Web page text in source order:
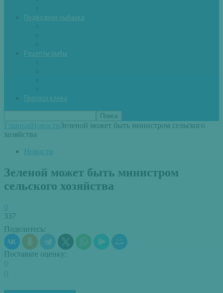
Подводная рыбалка
Рецепты рыбы
Прогноз клева
ГлавнаяНовостиЗеленой может быть министром сельского
хозяйства
Новости
Зеленой может быть министром
сельского хозяйства
0
337
Поделитесь:
Поставьте оценку: